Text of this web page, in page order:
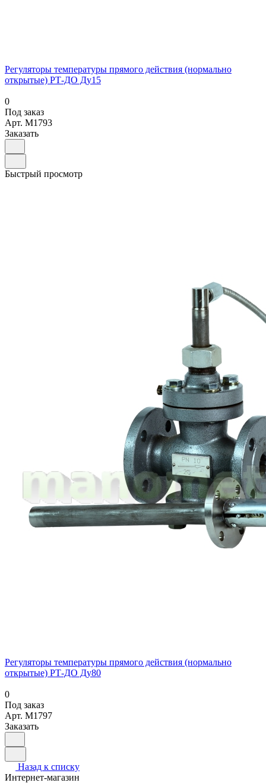
Регуляторы температуры прямого действия (нормально
открытые) РТ-ДО Ду15
0
Под заказ
Арт. M1793
Заказать
Быстрый просмотр
Регуляторы температуры прямого действия (нормально
открытые) РТ-ДО Ду80
0
Под заказ
Арт. M1797
Заказать
Назад к списку
Интернет-магазин